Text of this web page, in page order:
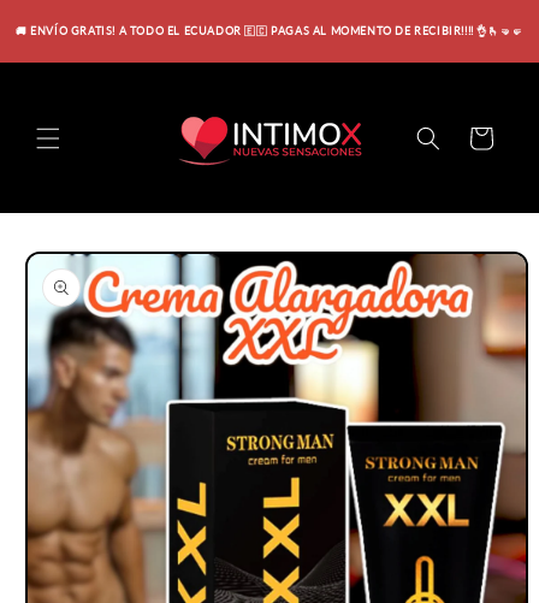
🚚 ENVÍO GRATIS! A TODO EL ECUADOR 🇪🇨 PAGAS AL MOMENTO DE RECIBIR!!!! 👌🫰🤜🤛
directamente
Carrito
directamente
información
del producto